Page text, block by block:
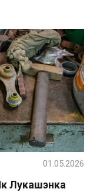
Лукашэнка
01.05.2026